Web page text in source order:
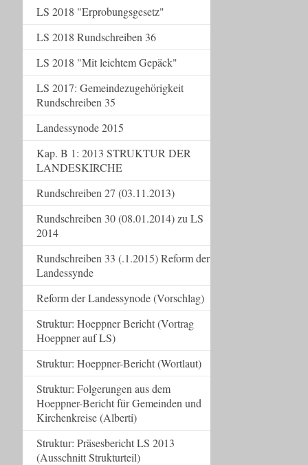
LS 2018 "Erprobungsgesetz"
LS 2018 Rundschreiben 36
LS 2018 "Mit leichtem Gepäck"
LS 2017: Gemeindezugehörigkeit
Rundschreiben 35
Landessynode 2015
Kap. B 1: 2013 STRUKTUR DER
LANDESKIRCHE
Rundschreiben 27 (03.11.2013)
Rundschreiben 30 (08.01.2014) zu LS
2014
Rundschreiben 33 (.1.2015) Reform der
Landessynde
Reform der Landessynode (Vorschlag)
Struktur: Hoeppner Bericht (Vortrag
Hoeppner auf LS)
Struktur: Hoeppner-Bericht (Wortlaut)
Struktur: Folgerungen aus dem
Hoeppner-Bericht für Gemeinden und
Kirchenkreise (Alberti)
Struktur: Präsesbericht LS 2013
(Ausschnitt Strukturteil)